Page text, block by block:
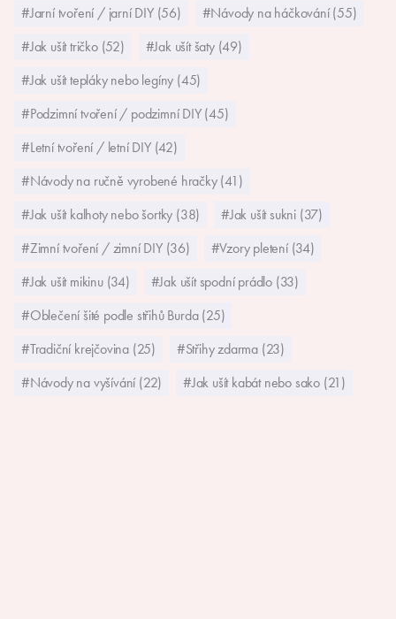
#Jarní tvoření / jarní DIY (56)
#Návody na háčkování (55)
#Jak ušít tričko (52)
#Jak ušít šaty (49)
#Jak ušít tepláky nebo legíny (45)
#Podzimní tvoření / podzimní DIY (45)
#Letní tvoření / letní DIY (42)
#Návody na ručně vyrobené hračky (41)
#Jak ušít kalhoty nebo šortky (38)
#Jak ušít sukni (37)
#Zimní tvoření / zimní DIY (36)
#Vzory pletení (34)
#Jak ušít mikinu (34)
#Jak ušít spodní prádlo (33)
#Oblečení šité podle střihů Burda (25)
#Tradiční krejčovina (25)
#Střihy zdarma (23)
#Návody na vyšívání (22)
#Jak ušít kabát nebo sako (21)